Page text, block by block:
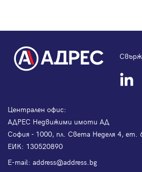
Централен офис:
АДРЕС Недвижими имоти АД
София - 1000, пл. Света Неделя 4, ет.
ЕИК: 130520890
Е-mail: address@address.bg